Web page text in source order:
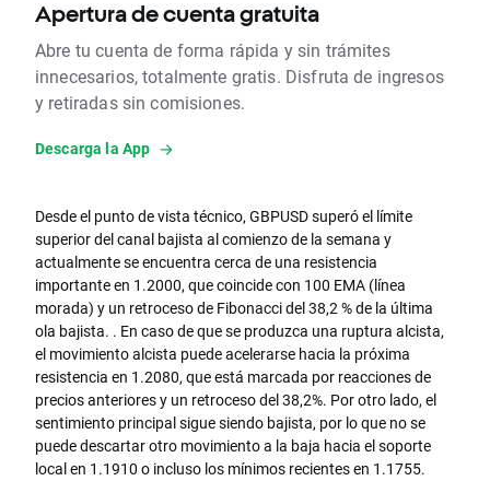
Apertura de cuenta gratuita
Abre tu cuenta de forma rápida y sin trámites
innecesarios, totalmente gratis. Disfruta de ingresos
y retiradas sin comisiones.
Descarga la App
Desde el punto de vista técnico, GBPUSD superó el límite
superior del canal bajista al comienzo de la semana y
actualmente se encuentra cerca de una resistencia
importante en 1.2000, que coincide con 100 EMA (línea
morada) y un retroceso de Fibonacci del 38,2 % de la última
ola bajista. . En caso de que se produzca una ruptura alcista,
el movimiento alcista puede acelerarse hacia la próxima
resistencia en 1.2080, que está marcada por reacciones de
precios anteriores y un retroceso del 38,2%. Por otro lado, el
sentimiento principal sigue siendo bajista, por lo que no se
puede descartar otro movimiento a la baja hacia el soporte
local en 1.1910 o incluso los mínimos recientes en 1.1755.